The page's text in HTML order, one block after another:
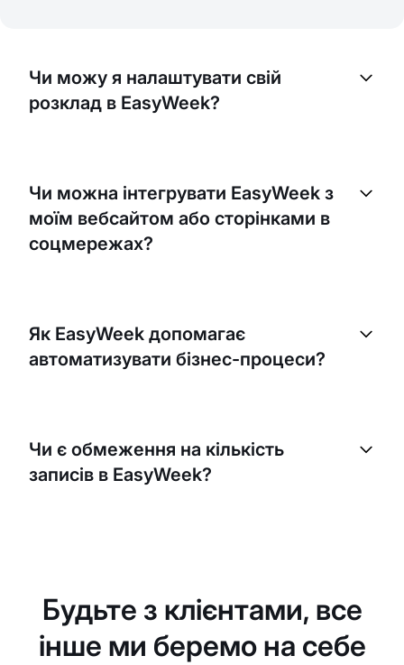
Чи можу я налаштувати свій
розклад в EasyWeek?
записуватися тільки у ваш робочий час. Ви також
можете заблокувати час для перерв або інших
зобовʼязань.
Чи можна інтегрувати EasyWeek з
моїм вебсайтом або сторінками в
соцмережах?
мережах, що дозволяє клієнтам записуватися на
тренування прямо звідти.
Як EasyWeek допомагає
автоматизувати бізнес-процеси?
заняття, управління календарем та обробку
платежів. Це дозволяє вам більше зосередитися
Чи є обмеження на кількість
записів в EasyWeek?
тренажерним залом.
Будьте з клієнтами, все
інше ми беремо на себе